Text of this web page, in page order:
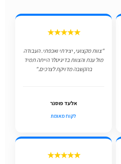
★★★★★
"צוות מקצועי, יצירתי ואכפתי. העבודה
מול ענת והצוות בדיגיטלר הייתה תמיד
בהקשבה מדויקת לצרכים."
אלעד פוסנר
לקוח מאומת
★★★★★